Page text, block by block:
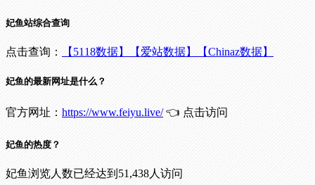
妃鱼站综合查询
点击查询： 【5118数据】 【爱站数据】 【Chinaz数据】
妃鱼的最新网址是什么？
官方网址： https://www.feiyu.live/👈 点击访问
妃鱼的热度？
妃鱼浏览人数已经达到51,438人访问